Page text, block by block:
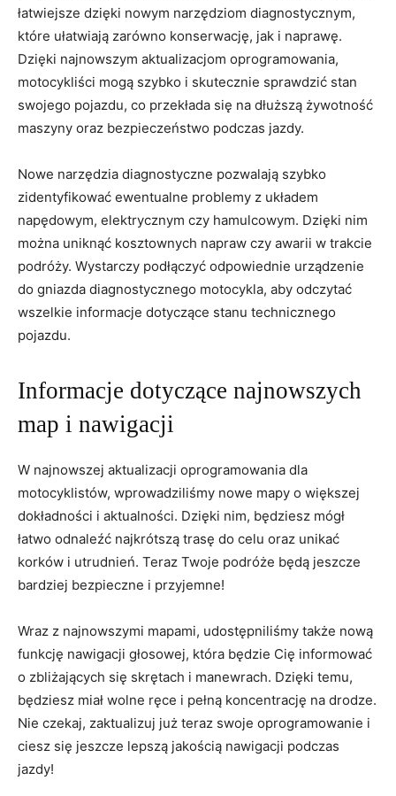
łatwiejsze dzięki nowym narzędziom diagnostycznym,
które ułatwiają zarówno⁣ konserwację, jak i ⁢naprawę.
Dzięki najnowszym aktualizacjom oprogramowania,⁢
motocykliści mogą szybko i skutecznie sprawdzić stan
swojego pojazdu, co przekłada się na dłuższą żywotność
maszyny oraz bezpieczeństwo podczas jazdy.
Nowe⁣ narzędzia diagnostyczne pozwalają szybko
zidentyfikować⁢ ewentualne‍ problemy z układem
napędowym,⁢ elektrycznym czy ⁢hamulcowym. Dzięki⁣ nim
można uniknąć kosztownych napraw ⁤czy awarii w ⁣trakcie
podróży. Wystarczy⁤ podłączyć ‌odpowiednie urządzenie
do gniazda diagnostycznego motocykla, aby odczytać
wszelkie informacje dotyczące ⁤stanu technicznego
⁣pojazdu.
Informacje ​dotyczące najnowszych
map i nawigacji
W najnowszej aktualizacji ‌oprogramowania‍ dla
‍motocyklistów, wprowadziliśmy nowe ‍mapy o większej
dokładności i aktualności. Dzięki ⁣nim, będziesz mógł⁤
łatwo odnaleźć‌ najkrótszą trasę do celu oraz unikać
korków i ⁢utrudnień. Teraz‌ Twoje ‍podróże⁣ będą ​jeszcze
bardziej bezpieczne​ i przyjemne!
Wraz z najnowszymi mapami, udostępniliśmy⁤ także nową
funkcję nawigacji głosowej, ⁣która będzie Cię informować‌
o zbliżających się skrętach i manewrach. Dzięki ‍temu,
będziesz miał wolne ręce i pełną koncentrację na ⁤drodze.⁣
Nie ⁤czekaj, zaktualizuj‍ już teraz swoje oprogramowanie⁤ i​
ciesz się jeszcze lepszą‍ jakością‌ nawigacji podczas
‍jazdy!